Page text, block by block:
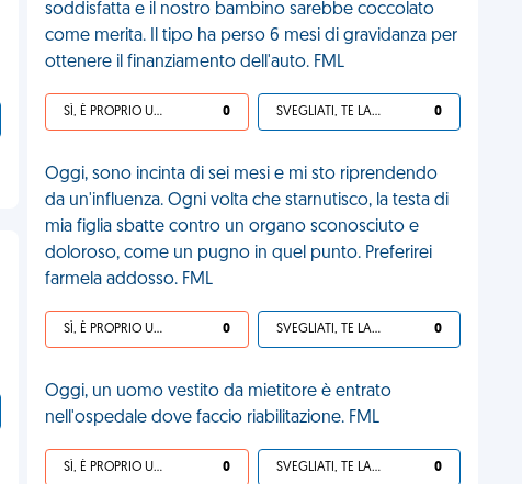
soddisfatta e il nostro bambino sarebbe coccolato
come merita. Il tipo ha perso 6 mesi di gravidanza per
ottenere il finanziamento dell'auto. FML
SÌ, È PROPRIO UNA VDM! 0 SVEGLIATI, TE LA SEI CERCATA! 0
Oggi, sono incinta di sei mesi e mi sto riprendendo
da un'influenza. Ogni volta che starnutisco, la testa di
mia figlia sbatte contro un organo sconosciuto e
doloroso, come un pugno in quel punto. Preferirei
farmela addosso. FML
SÌ, È PROPRIO UNA VDM! 0 SVEGLIATI, TE LA SEI CERCATA! 0
Oggi, un uomo vestito da mietitore è entrato
nell'ospedale dove faccio riabilitazione. FML
SÌ, È PROPRIO UNA VDM! 0 SVEGLIATI, TE LA SEI CERCATA! 0